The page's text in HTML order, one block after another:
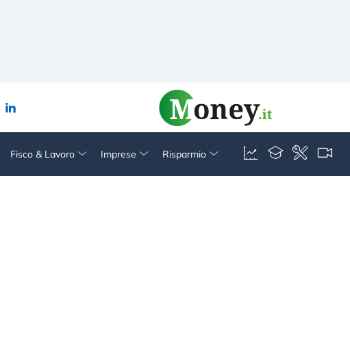
Fisco & Lavoro Imprese Risparmio